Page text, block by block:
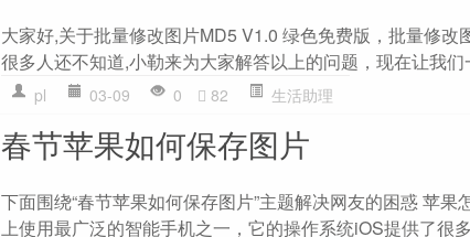
大家好,关于批量修改图片MD5 V1.0 绿色免费版，批量修
很多人还不知道,小勒来为大家解答以上的问题，现在让我们
pl 03-09 0 82 生活助理
春节苹果如何保存图片
下面围绕“春节苹果如何保存图片”主题解决网友的困惑 苹
上使用最广泛的智能手机之一，它的操作系统iOS提供了很